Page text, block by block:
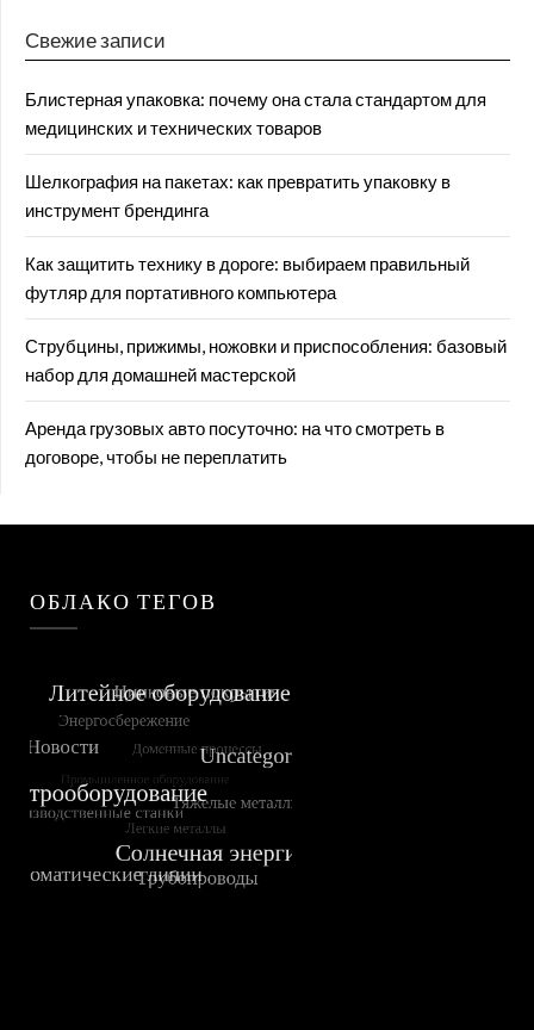
Свежие записи
Блистерная упаковка: почему она стала стандартом для
медицинских и технических товаров
Шелкография на пакетах: как превратить упаковку в
инструмент брендинга
Как защитить технику в дороге: выбираем правильный
футляр для портативного компьютера
Струбцины, прижимы, ножовки и приспособления: базовый
набор для домашней мастерской
Аренда грузовых авто посуточно: на что смотреть в
договоре, чтобы не переплатить
ОБЛАКО ТЕГОВ